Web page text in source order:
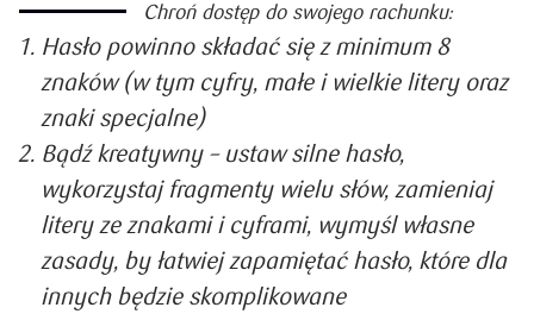
Chroń dostęp do swojego rachunku:
Hasło powinno składać się z minimum 8
znaków (w tym cyfry, małe i wielkie litery oraz
znaki specjalne)
Bądź kreatywny – ustaw silne hasło,
wykorzystaj fragmenty wielu słów, zamieniaj
litery ze znakami i cyframi, wymyśl własne
zasady, by łatwiej zapamiętać hasło, które dla
innych będzie skomplikowane